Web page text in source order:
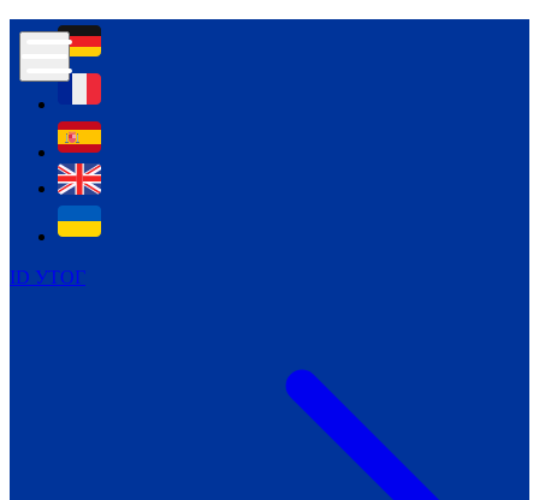
ID УТОГ
Контур психологічної безпеки глухих
Всеукраїнський пісенний
челендж «Україно, ти є!»
Молодіжний челендж «Жестова
мова для мене – це…»
Репортажі спеціальних та